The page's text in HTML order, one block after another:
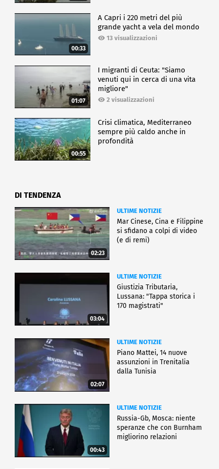
00:33
A Capri i 220 metri del più
grande yacht a vela del mondo
13 visualizzazioni
01:07
I migranti di Ceuta: "Siamo
venuti qui in cerca di una vita
migliore"
2 visualizzazioni
00:55
Crisi climatica, Mediterraneo
sempre più caldo anche in
profondità
DI TENDENZA
02:23
ULTIME NOTIZIE
Mar Cinese, Cina e Filippine
si sfidano a colpi di video
(e di remi)
03:04
ULTIME NOTIZIE
Giustizia Tributaria,
Lussana: "Tappa storica i
170 magistrati"
02:07
ULTIME NOTIZIE
Piano Mattei, 14 nuove
assunzioni in Trenitalia
dalla Tunisia
00:43
ULTIME NOTIZIE
Russia-Gb, Mosca: niente
speranze che con Burnham
migliorino relazioni